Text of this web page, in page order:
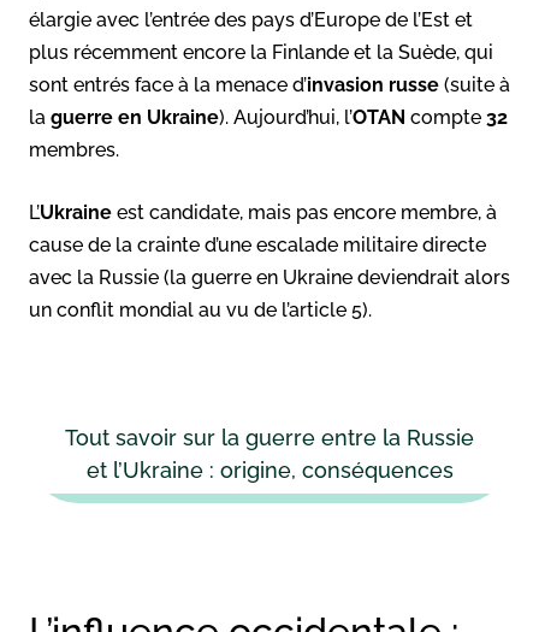
élargie avec l’entrée des pays d’Europe de l’Est et
plus récemment encore la Finlande et la Suède, qui
sont entrés face à la menace d’invasion russe (suite à
la guerre en Ukraine). Aujourd’hui, l’OTAN compte 32
membres.
L’Ukraine est candidate, mais pas encore membre, à
cause de la crainte d’une escalade militaire directe
avec la Russie (la guerre en Ukraine deviendrait alors
un conflit mondial au vu de l’article 5).
Tout savoir sur la guerre entre la Russie
et l’Ukraine : origine, conséquences